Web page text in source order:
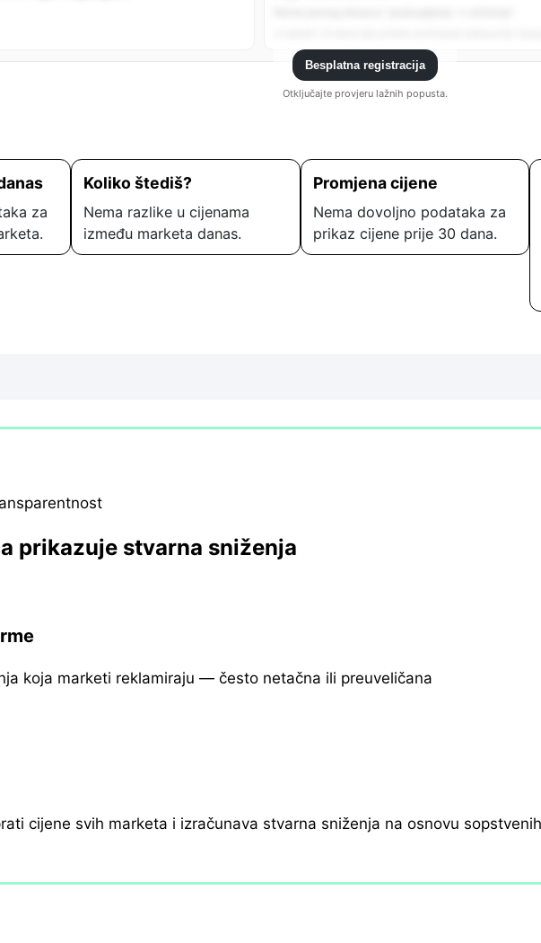
Besplatna registracija
Otključajte provjeru lažnih popusta.
za
Koliko štediš?
Nema razlike u cijenama
između marketa danas.
Promjena cijene
Nema dovoljno podataka za
prikaz cijene prije 30 dana.
prikazuje stvarna sniženja
koja marketi reklamiraju — često netačna ili preuveličana
cijene svih marketa i izračunava stvarna sniženja na osnovu